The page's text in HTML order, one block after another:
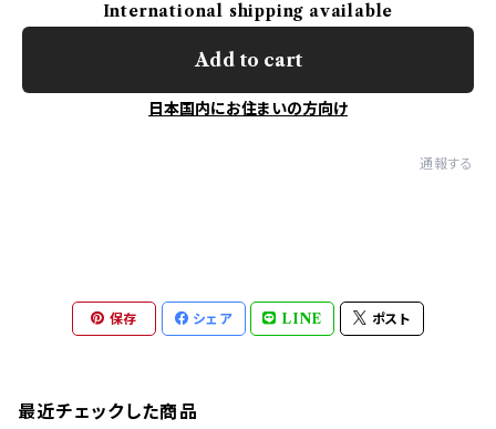
International shipping available
Add to cart
日本国内にお住まいの方向け
通報する
保存 シェア LINE ポスト
最近チェックした商品